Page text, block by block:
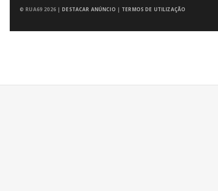
© RUA69 2026 | DESTACAR ANÚNCIO | TERMOS DE UTILIZAÇÃO